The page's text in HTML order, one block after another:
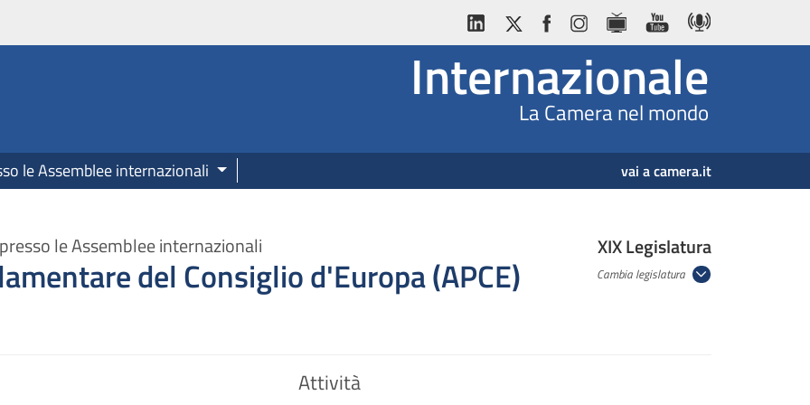
Internazionale
La Camera nel mondo
le Assemblee internazionali vai a camera.it
XIX Legislatura
Cambia legislatura
le Assemblee internazionali
del Consiglio d'Europa (APCE)
Attività